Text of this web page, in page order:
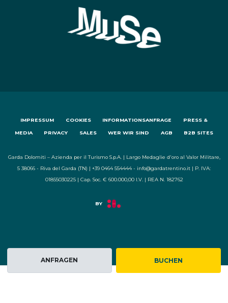
ANFRAGEN BUCHEN
IMPRESSUM COOKIES INFORMATIONSANFRAGE PRESS &
MEDIA PRIVACY SALES WER WIR SIND AGB B2B SITES
Garda Dolomiti – Azienda per il Turismo S.p.A. | Largo Medaglie d'oro al Valor Militare,
5 38066 - Riva del Garda (TN) | +39 0464 554444 - info@gardatrentino.it | P. IVA:
01855030225 | Cap. Soc. € 600.000,00 I.V. | REA N. 182762